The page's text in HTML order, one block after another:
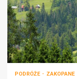
PODRÓŻE ZAKOPANE